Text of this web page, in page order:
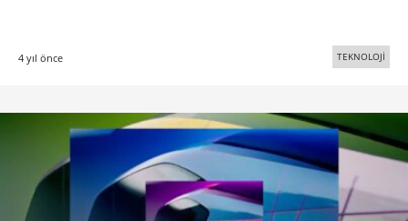
4 yıl önce TEKNOLOJİ